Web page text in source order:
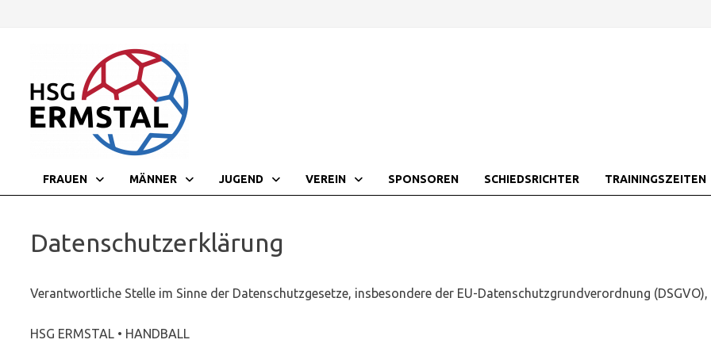
FRAUEN MÄNNER JUGEND VEREIN SPONSOREN SCHIEDSRICHTER TRAININGSZEITEN
Datenschutzerklärung
Verantwortliche Stelle im Sinne der Datenschutzgesetze, insbesondere der EU-Datenschutzgrundverordnung (DSGVO),
HSG ERMSTAL • HANDBALL